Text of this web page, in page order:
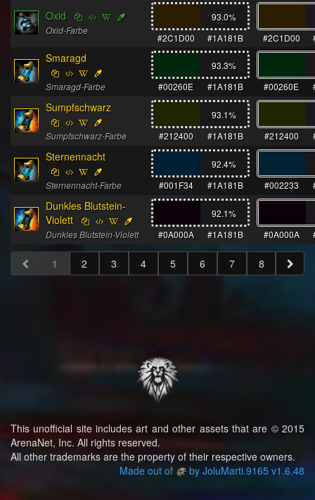
Oxid
Oxid-Farbe
93.0%
#2C1D00
#1A181B #2C1D00
Smaragd
Smaragd-Farbe
93.3%
#00260E
#1A181B #00260E
Sumpfschwarz
Sumpfschwarz-Farbe
93.1%
#212400
#1A181B #212400
Sternennacht
Sternennacht-Farbe
92.4%
#001F34
#1A181B #002233
Dunkles Blutstein-
Violett
Dunkles Blutstein-Violett
92.1%
#0A000A
#1A181B #0A000A
1 2 3 4 5 6 7 8
This unofficial site includes art and other assets that are © 2015
ArenaNet, Inc. All rights reserved.
All other trademarks are the property of their respective owners.
Made out of
by JoluMarti.9165 v1.6.48